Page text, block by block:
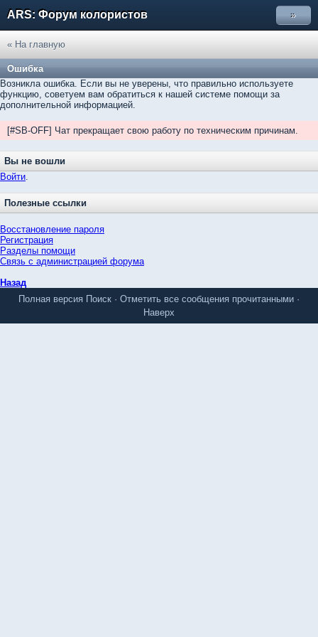
ARS: Форум колористов »
« На главную
Ошибка
Возникла ошибка. Если вы не уверены, что правильно используете
функцию, советуем вам обратиться к нашей системе помощи за
дополнительной информацией.
[#SB-OFF] Чат прекращает свою работу по техническим причинам.
Вы не вошли
Войти.
Полезные ссылки
Восстановление пароля
Регистрация
Разделы помощи
Связь с администрацией форума
Назад
Полная версия Поиск · Отметить все сообщения прочитанными ·
Наверх